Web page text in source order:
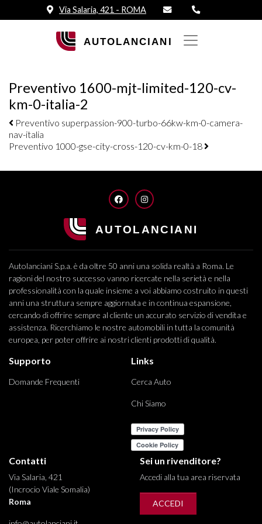
Via Salaria, 421 - ROMA
Preventivo 1600-mjt-limited-120-cv-
km-0-italia-2
Navigazione elementi
Preventivo superpassion-900-turbo-66kw-km-0-camera-
nav-italia
Preventivo 1000-gse-city-cross-120-cv-km-0-18
FACEBOOKINSTAGRAM
Autolanciani S.p.a. è da oltre 50 anni una solida realtà a Roma. Le
ragioni del nostro successo vanno ricercate nella serietà e nella
professionalità con la quale insieme a voi abbiamo costruito in questi
anni una struttura sempre aggiornata e in continua espansione,
cercando di offrire sempre al cliente un accurato servizio di vendita e
assistenza. Ricerchiamo le nostre automobili in tutta la comunità
europea, per poter offrire ai nostri clienti prodotti di qualità.
Supporto
Domande Frequenti
Links
Cerca Auto
Chi Siamo
Contatti
Via Salaria, 421
(Incrocio Viale Somalia)
Roma
Sei un rivenditore?
Accedi alla tua area riservata
ACCEDI